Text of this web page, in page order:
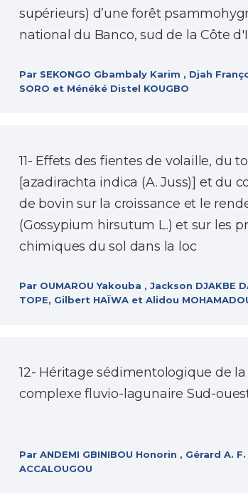
supérieurs) d’une forêt
national du Banco, sud de la Côte
Par SEKONGO Gbambaly Karim , Djah
SORO et Ménéké Distel KOUGBO
11- Effets des fientes de volaille, du
[azadirachta indica (A. Juss)] et du
de bovin sur la croissance et le
(Gossypium hirsutum L.) et sur les
chimiques du sol dans la loc
Par OUMAROU Yakouba , Jackson DJAKBE
TOPE, Gilbert HAÏWA et Alidou
12- Héritage sédimentologique de
complexe fluvio-lagunaire Sud-
Par ANDEMI GBINIBOU Honorin , Gérard A.
ACCALOUGOU